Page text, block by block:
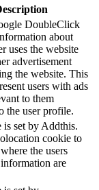
DoubleClick
about
uses the website
advertisement
the website. This
users with ads
to them
the user profile.
is set by Addthis.
cookie to
the users
are